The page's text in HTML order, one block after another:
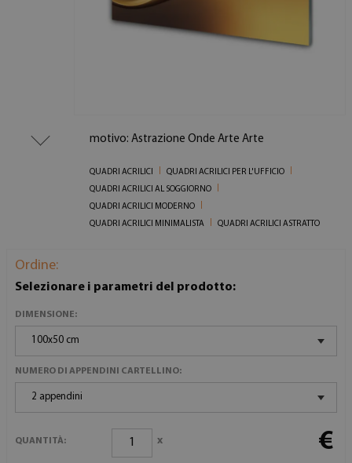
motivo: Astrazione Onde Arte Arte
QUADRI ACRILICI
QUADRI ACRILICI PER L'UFFICIO
QUADRI ACRILICI AL SOGGIORNO
QUADRI ACRILICI MODERNO
QUADRI ACRILICI MINIMALISTA
QUADRI ACRILICI ASTRATTO
Ordine:
Selezionare i parametri del prodotto:
DIMENSIONE:
100x50 cm
NUMERO DI APPENDINI CARTELLINO:
2 appendini
QUANTITÀ: x €